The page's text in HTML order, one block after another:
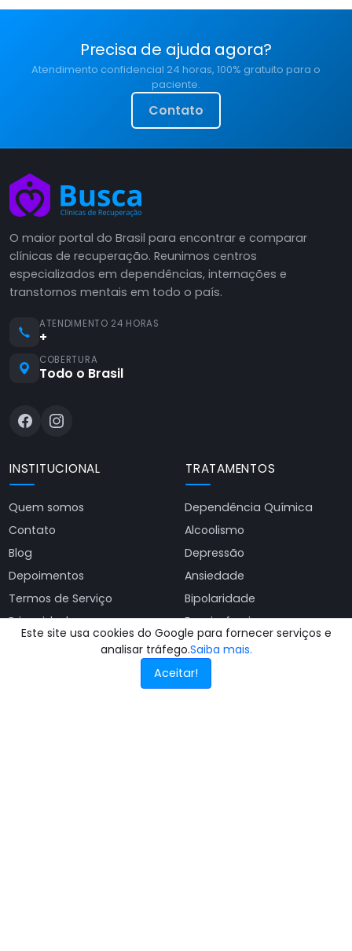
Precisa de ajuda agora?
Atendimento confidencial 24 horas, 100% gratuito para o
paciente.
Contato
O maior portal do Brasil para encontrar e comparar
clínicas de recuperação. Reunimos centros
especializados em dependências, internações e
transtornos mentais em todo o país.
ATENDIMENTO 24 HORAS
+
COBERTURA
Todo o Brasil
INSTITUCIONAL
Quem somos
Contato
Blog
Depoimentos
Termos de Serviço
Privacidade
TRATAMENTOS
Dependência Química
Alcoolismo
Depressão
Ansiedade
Bipolaridade
Esquizofrenia
TOC
Este site usa cookies do Google para fornecer serviços e
analisar tráfego.Saiba mais.
Aceitar!